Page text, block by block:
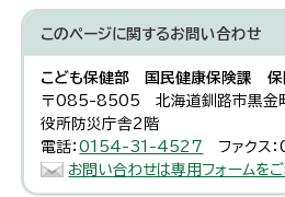
このページに関するお問い合わせ
こども保健部 国民健康保険課 保
〒085-8505 北海道釧路市黒金
役所防災庁舎2階
電話：0154-31-4527
ファクス
お問い合わせは専用フォームをご